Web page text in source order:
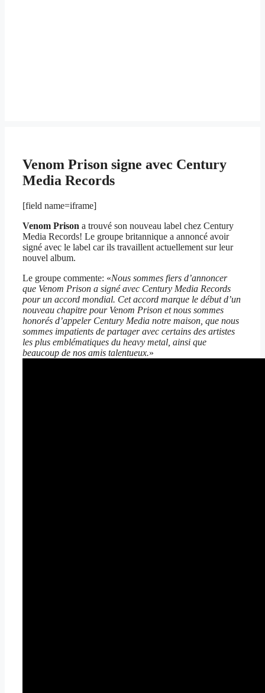
Venom Prison signe avec Century
Media Records
[field name=iframe]
Venom Prison a trouvé son nouveau label chez Century
Media Records! Le groupe britannique a annoncé avoir
signé avec le label car ils travaillent actuellement sur leur
nouvel album.
Le groupe commente: «Nous sommes fiers d’annoncer
que Venom Prison a signé avec Century Media Records
pour un accord mondial. Cet accord marque le début d’un
nouveau chapitre pour Venom Prison et nous sommes
honorés d’appeler Century Media notre maison, que nous
sommes impatients de partager avec certains des artistes
les plus emblématiques du heavy metal, ainsi que
beaucoup de nos amis talentueux.»